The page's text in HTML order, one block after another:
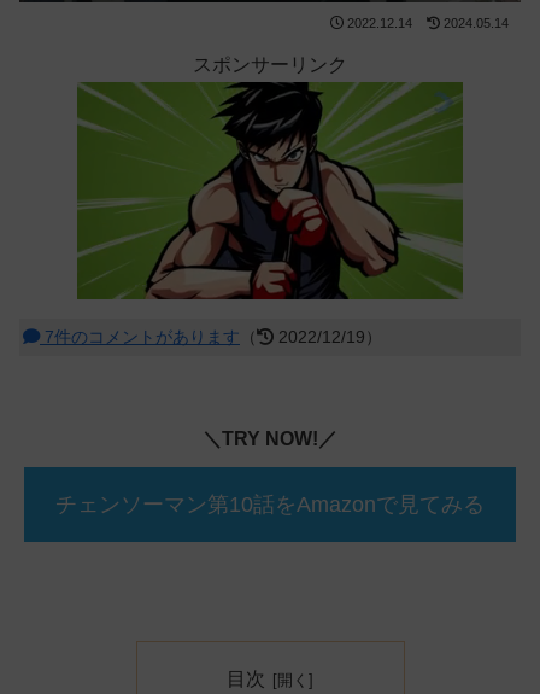
2022.12.14 2024.05.14
スポンサーリンク
7件のコメントがあります （ 2022/12/19）
＼TRY NOW!／
チェンソーマン第10話をAmazonで見てみる
目次